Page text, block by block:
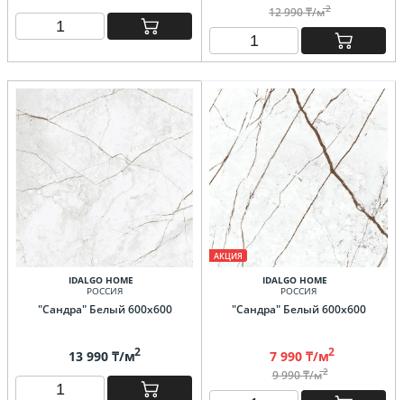
12 990 ₸/м2
IDALGO HOME
РОССИЯ
"Сандра" Белый 600х600
13 990 ₸/м2
АКЦИЯ
IDALGO HOME
РОССИЯ
"Сандра" Белый 600х600
7 990 ₸/м2
9 990 ₸/м2